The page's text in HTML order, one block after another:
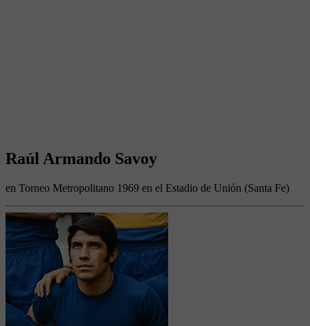
Raúl Armando Savoy
en Torneo Metropolitano 1969 en el Estadio de Unión (Santa Fe)